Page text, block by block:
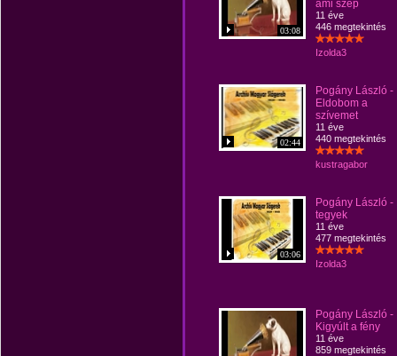
03:08
ami szép
11 éve
446 megtekintés
Izolda3
02:44
Pogány László -
Eldobom a
szívemet
11 éve
440 megtekintés
kustragabor
03:06
Pogány László -
tegyek
11 éve
477 megtekintés
Izolda3
Pogány László -
Kigyúlt a fény
11 éve
859 megtekintés